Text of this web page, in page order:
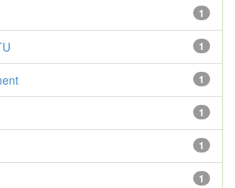
1
1
1
1
1
1